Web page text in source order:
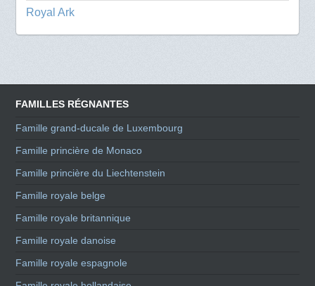
Royal Ark
FAMILLES RÉGNANTES
Famille grand-ducale de Luxembourg
Famille princière de Monaco
Famille princière du Liechtenstein
Famille royale belge
Famille royale britannique
Famille royale danoise
Famille royale espagnole